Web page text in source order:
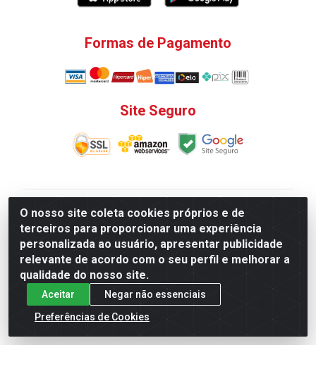
O nosso site coleta cookies próprios e de
terceiros para proporcionar uma experiência
personalizada ao usuário, apresentar publicidade
relevante de acordo com o seu perfil e melhorar a
qualidade do nosso site.
Aceitar
Negar não essenciais
Preferências de Cookies
Formas de Pagamento
Site Seguro
V. C. Ferragens LTDA - Rua do Matoso, 132 - Praça da
Bandeira, Rio de Janeiro/ RJ - CEP 20.270-135 - CNPJ
12.324.723/0001-25
Todas as regras de promoções, descontos, preços e
prazos de pagamento e entrega expostos aqui são
válidos apenas para compras via internet. Preços e
estoque sujeito a alterações sem aviso prévio.